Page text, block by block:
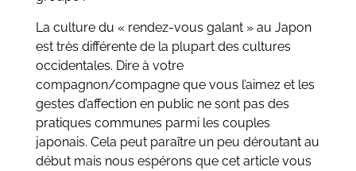
La culture du « rendez-vous galant » au Japon
est très différente de la plupart des cultures
occidentales. Dire à votre
compagnon/compagne que vous l’aimez et les
gestes d’affection en public ne sont pas des
pratiques communes parmi les couples
japonais. Cela peut paraître un peu déroutant au
début mais nous espérons que cet article vous